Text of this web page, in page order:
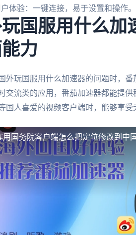
体验：一键连接，易于设置和操作。
玩国服用什么加
力
外玩国服用什么加速器的问题时，
交流类的应用，番茄加速器都能提
国人喜爱的视频客户端时，能够享受
用国务院客户端怎么把定位修改到中